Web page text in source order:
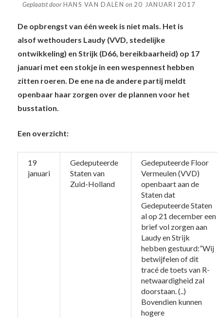
Geplaatst doorHANS VAN DALEN on 20 JANUARI 2017
De opbrengst van één week is niet mals. Het is
alsof wethouders Laudy (VVD, stedelijke
ontwikkeling) en Strijk (D66, bereikbaarheid) op 17
januari met een stokje in een wespennest hebben
zitten roeren. De ene na de andere partij meldt
openbaar haar zorgen over de plannen voor het
busstation.
Een overzicht:
19
januari
Gedeputeerde
Staten van
Zuid-Holland
Gedeputeerde Floor
Vermeulen (VVD)
openbaart aan de
Staten dat
Gedeputeerde Staten
al op 21 december een
brief vol zorgen aan
Laudy en Strijk
hebben gestuurd:”Wij
betwijfelen of dit
tracé de toets van R-
netwaardigheid zal
doorstaan. (..)
Bovendien kunnen
hogere